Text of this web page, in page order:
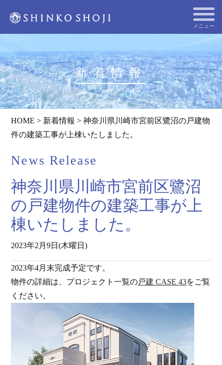
メニュー
新着情報
HOME > 新着情報 >神奈川県川崎市宮前区鷺沼の戸建物
件の建築工事が上棟いたしました。
News Release
神奈川県川崎市宮前区鷺沼
の戸建物件の建築工事が上
棟いたしました。
2023年2月9日(木曜日)
2023年4月末完成予定です。
物件の詳細は、プロジェクト一覧の戸建 CASE 43をご覧
ください。